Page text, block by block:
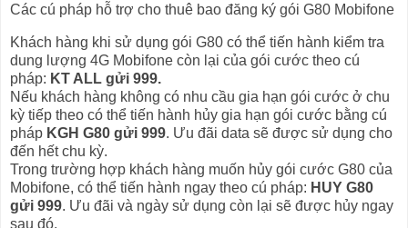
Các cú pháp hỗ trợ cho thuê bao đăng ký gói G80 Mobifone
Khách hàng khi sử dụng gói G80 có thể tiến hành kiểm tra
dung lượng 4G Mobifone còn lại của gói cước theo cú
pháp: KT ALL gửi 999.
Nếu khách hàng không có nhu cầu gia hạn gói cước ở chu
kỳ tiếp theo có thể tiến hành hủy gia hạn gói cước bằng cú
pháp KGH G80 gửi 999. Ưu đãi data sẽ được sử dụng cho
đến hết chu kỳ.
Trong trường hợp khách hàng muốn hủy gói cước G80 của
Mobifone, có thể tiến hành ngay theo cú pháp: HUY G80
gửi 999. Ưu đãi và ngày sử dụng còn lại sẽ được hủy ngay
sau đó.